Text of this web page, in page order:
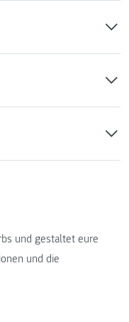
und gestaltet eure
und die